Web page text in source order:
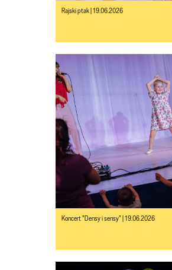
Rajski ptak | 19.06.2026
Koncert "Densy i sensy" | 19.06.2026